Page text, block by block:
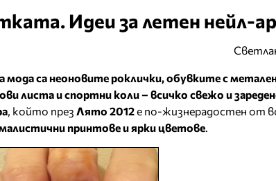
Идеи за летен нейл-
мода са неоновите роклички, обувките с
листа и спортни коли – всичко свежо и
, който през Лято 2012е по-жизнерадостен от
принтове и ярки цветове